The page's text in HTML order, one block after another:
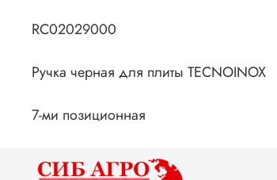
RC02029000
Ручка черная для плиты TECNOINOX
7-ми позиционная